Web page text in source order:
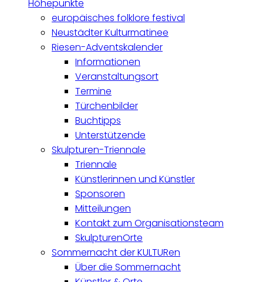
Höhepunkte
europäisches folklore festival
Neustädter Kulturmatinee
Riesen-Adventskalender
Informationen
Veranstaltungsort
Termine
Türchenbilder
Buchtipps
Unterstützende
Skulpturen-Triennale
Triennale
Künstlerinnen und Künstler
Sponsoren
Mitteilungen
Kontakt zum Organisationsteam
SkulpturenOrte
Sommernacht der KULTURen
Über die Sommernacht